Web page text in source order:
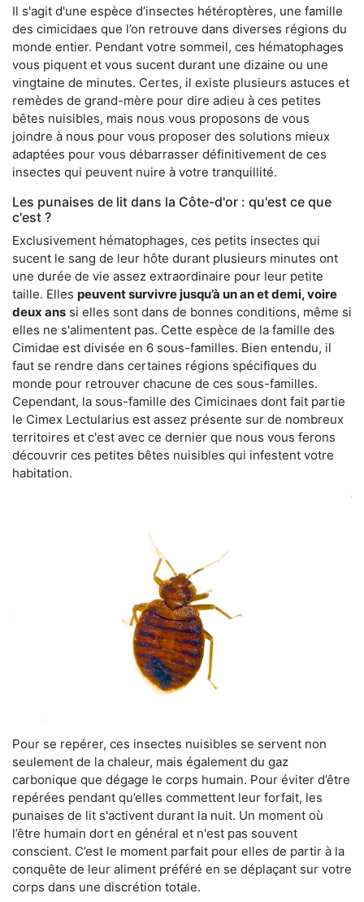
Il s'agit d'une espèce d’insectes hétéroptères, une famille
des cimicidaes que l’on retrouve dans diverses régions du
monde entier. Pendant votre sommeil, ces hématophages
vous piquent et vous sucent durant une dizaine ou une
vingtaine de minutes. Certes, il existe plusieurs astuces et
remèdes de grand-mère pour dire adieu à ces petites
bêtes nuisibles, mais nous vous proposons de vous
joindre à nous pour vous proposer des solutions mieux
adaptées pour vous débarrasser définitivement de ces
insectes qui peuvent nuire à votre tranquillité.
Les punaises de lit dans la Côte-d'or : qu'est ce que
c'est ?
Exclusivement hématophages, ces petits insectes qui
sucent le sang de leur hôte durant plusieurs minutes ont
une durée de vie assez extraordinaire pour leur petite
taille. Elles peuvent survivre jusqu’à un an et demi, voire
deux ans si elles sont dans de bonnes conditions, même si
elles ne s'alimentent pas. Cette espèce de la famille des
Cimidae est divisée en 6 sous-familles. Bien entendu, il
faut se rendre dans certaines régions spécifiques du
monde pour retrouver chacune de ces sous-familles.
Cependant, la sous-famille des Cimicinaes dont fait partie
le Cimex Lectularius est assez présente sur de nombreux
territoires et c'est avec ce dernier que nous vous ferons
découvrir ces petites bêtes nuisibles qui infestent votre
habitation.
Pour se repérer, ces insectes nuisibles se servent non
seulement de la chaleur, mais également du gaz
carbonique que dégage le corps humain. Pour éviter d’être
repérées pendant qu’elles commettent leur forfait, les
punaises de lit s'activent durant la nuit. Un moment où
l’être humain dort en général et n'est pas souvent
conscient. C’est le moment parfait pour elles de partir à la
conquête de leur aliment préféré en se déplaçant sur votre
corps dans une discrétion totale.